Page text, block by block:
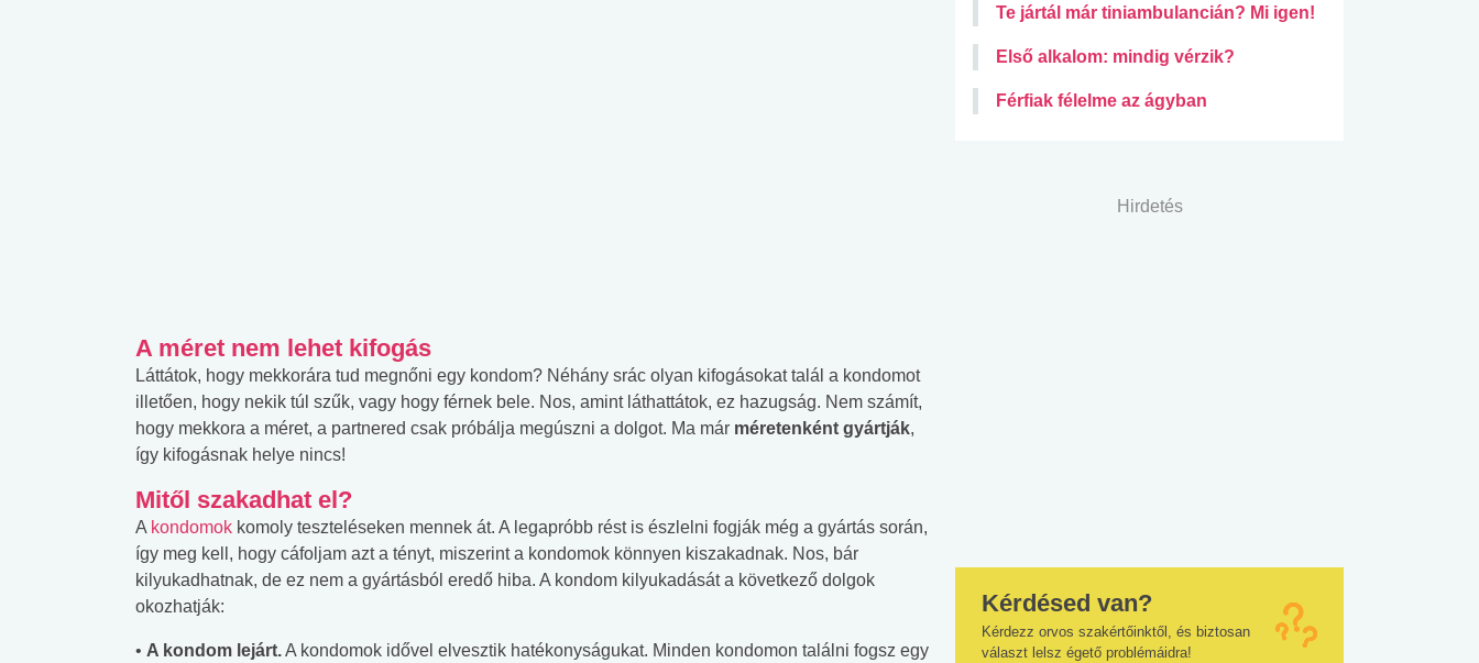
A méret nem lehet kifogás
Láttátok, hogy mekkorára tud megnőni egy kondom? Néhány srác olyan kifogásokat talál a kondomot
illetően, hogy nekik túl szűk, vagy hogy férnek bele. Nos, amint láthattátok, ez hazugság. Nem számít,
hogy mekkora a méret, a partnered csak próbálja megúszni a dolgot. Ma már méretenként gyártják,
így kifogásnak helye nincs!
Mitől szakadhat el?
A kondomok komoly teszteléseken mennek át. A legapróbb rést is észlelni fogják még a gyártás során,
így meg kell, hogy cáfoljam azt a tényt, miszerint a kondomok könnyen kiszakadnak. Nos, bár
kilyukadhatnak, de ez nem a gyártásból eredő hiba. A kondom kilyukadását a következő dolgok
okozhatják:
• A kondom lejárt.A kondomok idővel elvesztik hatékonyságukat. Minden kondomon találni fogsz egy
Te jártál már tiniambulancián? Mi igen!
Első alkalom: mindig vérzik?
Férfiak félelme az ágyban
Hirdetés
Kérdésed van?
Kérdezz orvos szakértőinktől, és biztosan
választ lelsz égető problémáidra!